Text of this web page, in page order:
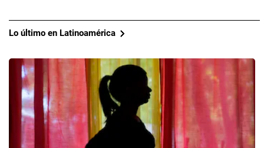
Lo último en Latinoamérica